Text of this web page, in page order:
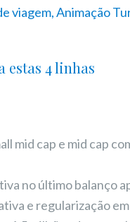
viagem, Animação
estas 4 linhas
mid cap e mid cap
no último balanço
e regularização